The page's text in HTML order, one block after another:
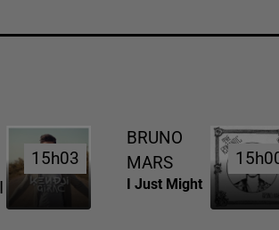
15h03
15h03
BRUNO
MARS
I Just Might